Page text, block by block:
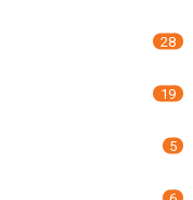
28
19
5